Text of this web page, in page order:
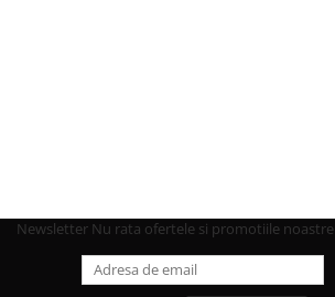
Newsletter Nu rata ofertele si promotiile noastre